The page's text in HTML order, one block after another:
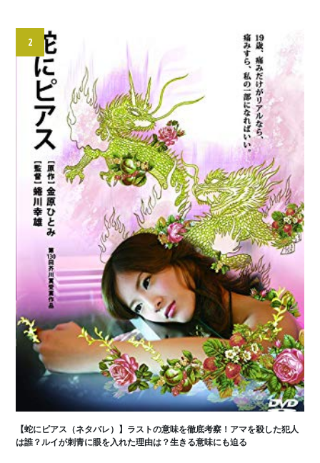
2
【蛇にピアス（ネタバレ）】ラストの意味を徹底考察！アマを殺した犯人
は誰？ルイが刺青に眼を入れた理由は？生きる意味にも迫る